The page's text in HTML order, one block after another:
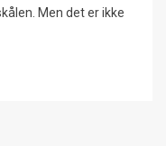
Men det er ikke